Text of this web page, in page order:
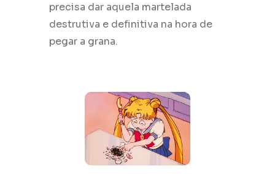
precisa dar aquela martelada
destrutiva e definitiva na hora de
pegar a grana.